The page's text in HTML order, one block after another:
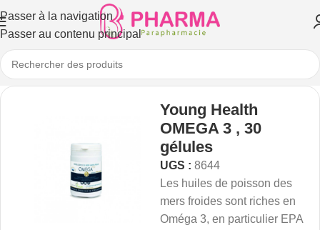
Passer à la navigation
Passer au contenu principal
Young Health
OMEGA 3 , 30
gélules
UGS : 8644
Les huiles de poisson des
mers froides sont riches en
Oméga 3, en particulier EPA